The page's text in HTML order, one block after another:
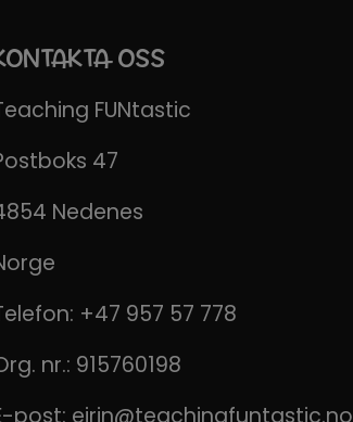
OSS
FUNtastic
47
Nedenes
+47 957 57 778
nr.: 915760198
post: eirin@teachingfuntastic.no